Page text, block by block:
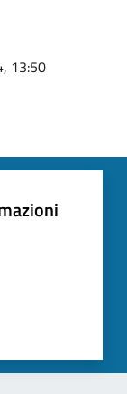
13:50